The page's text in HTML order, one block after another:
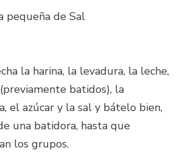
pequeña de Sal
la harina, la levadura, la leche,
batidos), la
el azúcar y la sal y bátelo bien,
una batidora, hasta que
los grupos.